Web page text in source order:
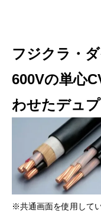
フジクラ・
600Vの単心
わせたデュ
※共通画面を使用して